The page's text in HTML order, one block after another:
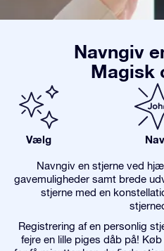
Navngiv
Magisk
Vælg
Navngiv en stjerne ved
gavemuligheder samt brede
stjerne med en
Registrering af en personlig
fejre en lille piges dåb på!